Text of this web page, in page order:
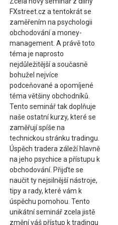
FXstreet.cz a tentokrát se
zaměřením na psychologii
obchodování a money-
management. A právě toto
téma je naprosto
nejdůležitější a současně
bohužel nejvíce
podceňované a opomíjené
téma většiny obchodníků.
Tento seminář tak doplňuje
naše ostatní kurzy, které se
zaměřují spíše na
technickou stránku tradingu.
Úspěch tradera záleží hlavně
na jeho psychice a přístupu k
obchodování. Přijďte se
naučit ty nejsilnější nástroje,
tipy a rady, které vám k
úspěchu pomohou. Tento
unikátní seminář zcela jistě
změní váš přístup k tradingu